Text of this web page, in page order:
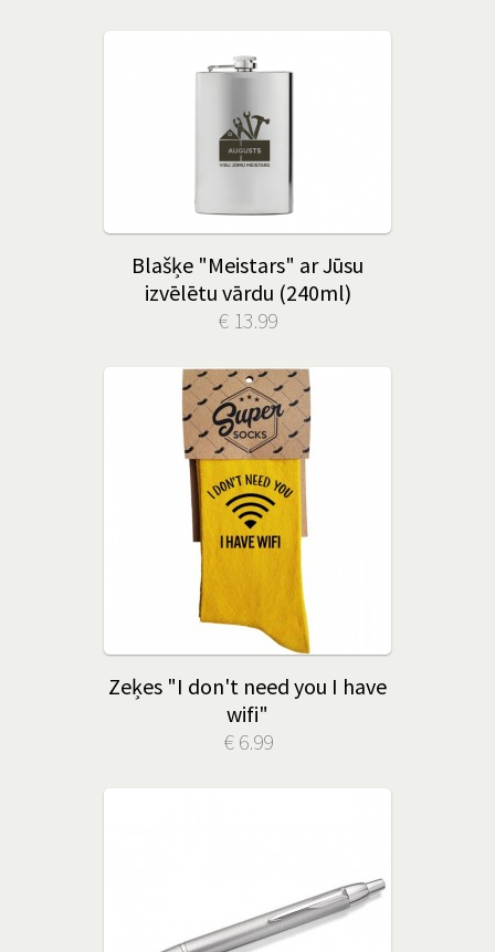
Blašķe "Meistars" ar Jūsu
izvēlētu vārdu (240ml)
€ 13.99
Zeķes "I don't need you I have
wifi"
€ 6.99